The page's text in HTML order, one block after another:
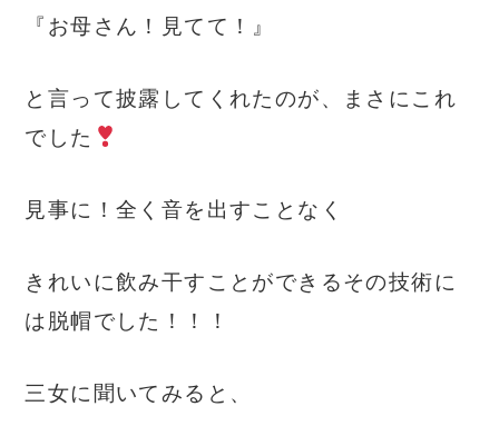
『お母さん！見てて！』
と言って披露してくれたのが、まさにこれ
でした
見事に！全く音を出すことなく
きれいに飲み干すことができるその技術に
は脱帽でした！！！
三女に聞いてみると、